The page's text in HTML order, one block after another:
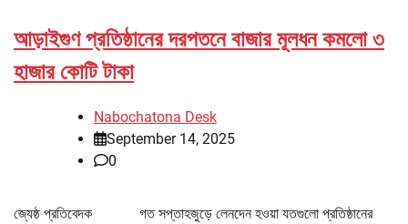
আড়াইগুণ প্রতিষ্ঠানের দরপতনে বাজার মূলধন কমলো ৩
হাজার কোটি টাকা
Nabochatona Desk
September 14, 2025
0
জ্যেষ্ঠ প্রতিবেদক গত সপ্তাহজুড়ে লেনদেন হওয়া যতগুলো প্রতিষ্ঠানের